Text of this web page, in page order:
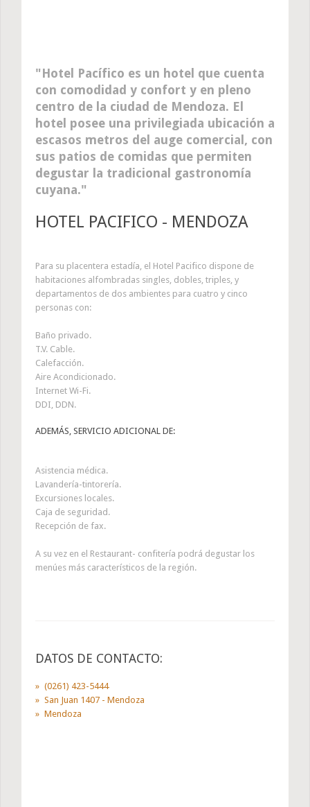
Hotel Pacífico es un hotel que cuenta
con comodidad y confort y en pleno
centro de la ciudad de Mendoza. El
hotel posee una privilegiada ubicación a
escasos metros del auge comercial, con
sus patios de comidas que permiten
degustar la tradicional gastronomía
cuyana.
HOTEL PACIFICO - MENDOZA
Para su placentera estadía, el Hotel Pacifico dispone de
habitaciones alfombradas singles, dobles, triples, y
departamentos de dos ambientes para cuatro y cinco
personas con:
Baño privado.
T.V. Cable.
Calefacción.
Aire Acondicionado.
Internet Wi-Fi.
DDI, DDN.
ADEMÁS, SERVICIO ADICIONAL DE:
Asistencia médica.
Lavandería-tintorería.
Excursiones locales.
Caja de seguridad.
Recepción de fax.
A su vez en el Restaurant- confitería podrá degustar los
menúes más característicos de la región.
DATOS DE CONTACTO:
(0261) 423-5444
San Juan 1407 - Mendoza
Mendoza